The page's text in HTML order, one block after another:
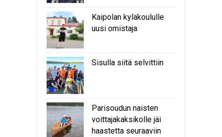
Kaipolan kyläkoululle
uusi omistaja
Sisulla siitä selvittiin
Parisoudun naisten
voittajakaksikolle jäi
haastetta seuraaviin